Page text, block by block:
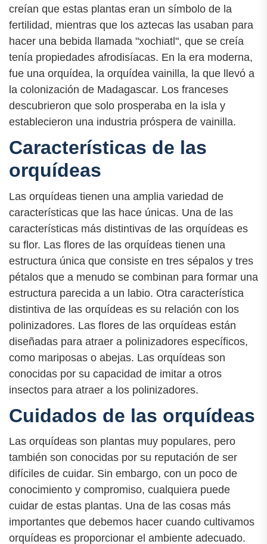
creían que estas plantas eran un símbolo de la
fertilidad, mientras que los aztecas las usaban para
hacer una bebida llamada "xochiatl", que se creía
tenía propiedades afrodisíacas. En la era moderna,
fue una orquídea, la orquídea vainilla, la que llevó a
la colonización de Madagascar. Los franceses
descubrieron que solo prosperaba en la isla y
establecieron una industria próspera de vainilla.
Características de las
orquídeas
Las orquídeas tienen una amplia variedad de
características que las hace únicas. Una de las
características más distintivas de las orquídeas es
su flor. Las flores de las orquídeas tienen una
estructura única que consiste en tres sépalos y tres
pétalos que a menudo se combinan para formar una
estructura parecida a un labio. Otra característica
distintiva de las orquídeas es su relación con los
polinizadores. Las flores de las orquídeas están
diseñadas para atraer a polinizadores específicos,
como mariposas o abejas. Las orquídeas son
conocidas por su capacidad de imitar a otros
insectos para atraer a los polinizadores.
Cuidados de las orquídeas
Las orquídeas son plantas muy populares, pero
también son conocidas por su reputación de ser
difíciles de cuidar. Sin embargo, con un poco de
conocimiento y compromiso, cualquiera puede
cuidar de estas plantas. Una de las cosas más
importantes que debemos hacer cuando cultivamos
orquídeas es proporcionar el ambiente adecuado.